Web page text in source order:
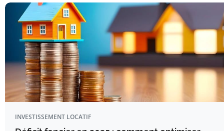
INVESTISSEMENT LOCATIF